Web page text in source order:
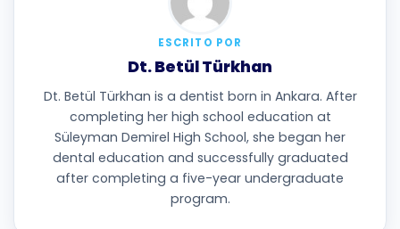
ESCRITO POR
Dt. Betül Türkhan
Dt. Betül Türkhan is a dentist born in Ankara. After
completing her high school education at
Süleyman Demirel High School, she began her
dental education and successfully graduated
after completing a five-year undergraduate
program.